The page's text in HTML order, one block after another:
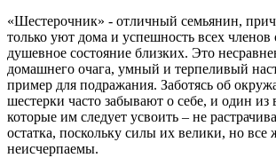
«Шестерочник» - отличный семьянин,
только уют дома и успешность всех членов
душевное состояние близких. Это
домашнего очага, умный и терпеливый
пример для подражания. Заботясь об
шестерки часто забывают о себе, и один
которые им следует усвоить – не
остатка, поскольку силы их велики, но все
неисчерпаемы.